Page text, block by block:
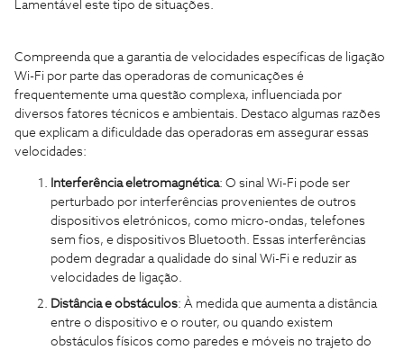
Lamentável este tipo de situações.
Compreenda que a garantia de velocidades específicas de ligação
Wi-Fi por parte das operadoras de comunicações é
frequentemente uma questão complexa, influenciada por
diversos fatores técnicos e ambientais. Destaco algumas razões
que explicam a dificuldade das operadoras em assegurar essas
velocidades:
Interferência eletromagnética: O sinal Wi-Fi pode ser
perturbado por interferências provenientes de outros
dispositivos eletrónicos, como micro-ondas, telefones
sem fios, e dispositivos Bluetooth. Essas interferências
podem degradar a qualidade do sinal Wi-Fi e reduzir as
velocidades de ligação.
Distância e obstáculos: À medida que aumenta a distância
entre o dispositivo e o router, ou quando existem
obstáculos físicos como paredes e móveis no trajeto do